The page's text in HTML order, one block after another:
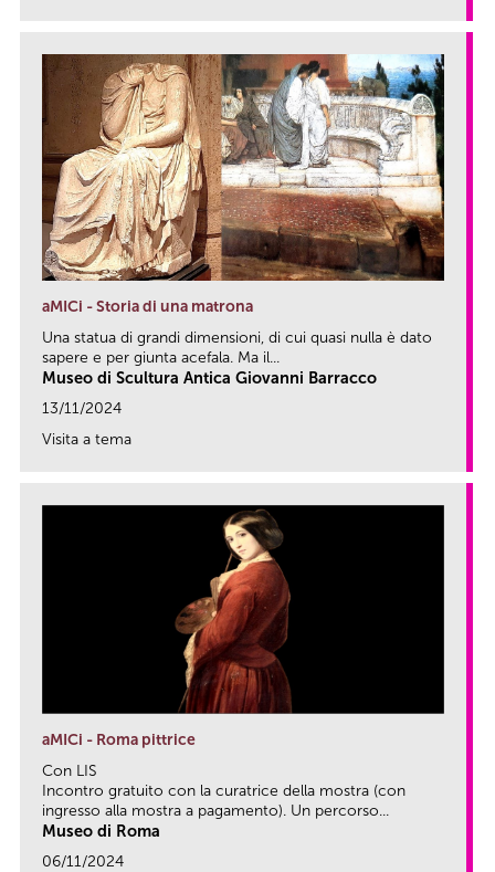
aMICi - Storia di una matrona
Una statua di grandi dimensioni, di cui quasi nulla è dato
sapere e per giunta acefala. Ma il...
Museo di Scultura Antica Giovanni Barracco
13/11/2024
Visita a tema
aMICi - Roma pittrice
Con LIS
Incontro gratuito con la curatrice della mostra (con
ingresso alla mostra a pagamento). Un percorso...
Museo di Roma
06/11/2024